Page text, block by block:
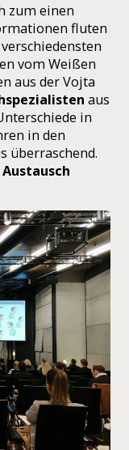
zum einen
fluten
vom Weißen
aus der Vojta
aus
in
in den
überraschend.
Austausch